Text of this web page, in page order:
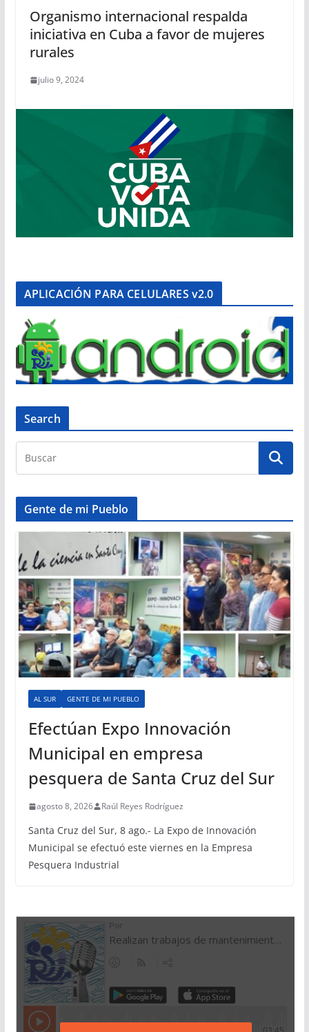
Organismo internacional respalda
iniciativa en Cuba a favor de mujeres
rurales
julio 9, 2024
APLICACIÓN PARA CELULARES v2.0
Search
Gente de mi Pueblo
AL SUR GENTE DE MI PUEBLO
Efectúan Expo Innovación
Municipal en empresa
pesquera de Santa Cruz del Sur
agosto 8, 2026 Raúl Reyes Rodríguez
Santa Cruz del Sur, 8 ago.- La Expo de Innovación
Municipal se efectuó este viernes en la Empresa
Pesquera Industrial